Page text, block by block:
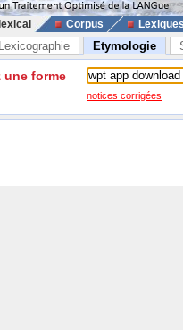
Corpus
Lexicographie Etymologie
une forme
notices corrigées